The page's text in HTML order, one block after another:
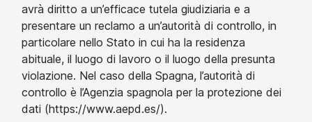
avrà diritto a un’efficace tutela giudiziaria e a
presentare un reclamo a un’autorità di controllo, in
particolare nello Stato in cui ha la residenza
abituale, il luogo di lavoro o il luogo della presunta
violazione. Nel caso della Spagna, l’autorità di
controllo è l’Agenzia spagnola per la protezione dei
dati (https://www.aepd.es/).